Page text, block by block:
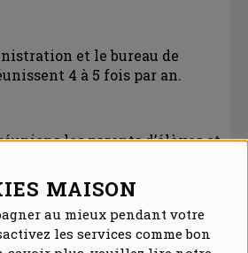
MAISON
au mieux pendant votre
les services comme bon
et le bureau de
4 à 5 fois par an.
les parents d’élèves et
:
enseignants formateurs ou
de l’équipe